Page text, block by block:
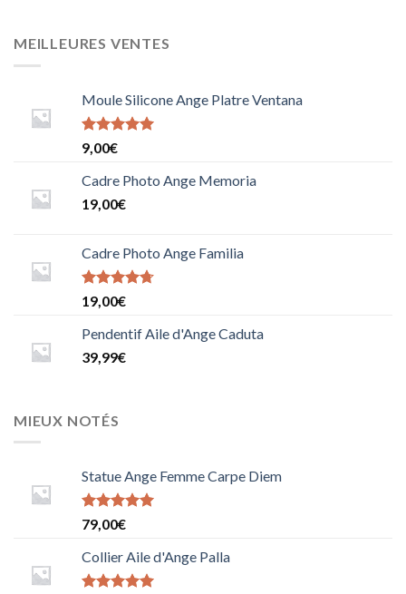
MEILLEURES VENTES
Moule Silicone Ange Platre Ventana
Note
5.0000000000000000
sur 5
9,00€
Cadre Photo Ange Memoria
19,00€
Cadre Photo Ange Familia
Note
4.6666666666666667
sur 5
19,00€
Pendentif Aile d'Ange Caduta
39,99€
MIEUX NOTÉS
Statue Ange Femme Carpe Diem
Note
5.0000000000000000
sur 5
79,00€
Collier Aile d'Ange Palla